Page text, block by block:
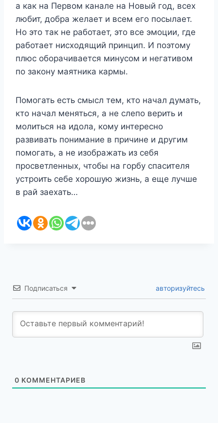
а как на Первом канале на Новый год, всех
любит, добра желает и всем его посылает.
Но это так не работает, это все эмоции, где
работает нисходящий принцип. И поэтому
плюс оборачивается минусом и негативом
по закону маятника кармы.
Помогать есть смысл тем, кто начал думать,
кто начал меняться, а не слепо верить и
молиться на идола, кому интересно
развивать понимание в причине и другим
помогать, а не изображать из себя
просветленных, чтобы на горбу спасителя
устроить себе хорошую жизнь, а еще лучше
в рай заехать…
Подписаться авторизуйтесь
0 КОММЕНТАРИЕВ